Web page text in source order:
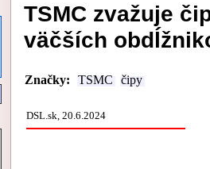
TSMC zvažuje
väčších
Značky: TSMC čipy
DSL.sk, 20.6.2024